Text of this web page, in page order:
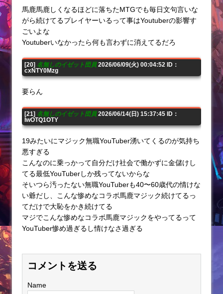
馬鹿馬鹿しくなるほどに落ちたMTGでも毎日文句言いな
がら続けてるプレイヤーいるって事はYoutuberの影響す
ごいよな
Youtuberいなかったら何も言わずに消えてるだろ
[20] 名無しのイゼット団員2026/06/09(火) 00:04:52 ID：
cxNTY0Mzg
要らん
[21] 名無しのイゼット団員2026/06/14(日) 15:37:45 ID：
IwOTQ1OTY
19みたいにマジック無職YouTuber湧いてくるのが気持ち
悪すぎる
こんなのに乗っかって自分だけ社会で働かずに金儲けし
てる最低YouTuberしか残ってないからな
そいつら汚ったない無職YouTuberも40〜60歳代の情けな
い爺だし、こんな惨めなコラボ馬鹿マジック続けてるっ
てだけで大恥をかき続けてる
マジでこんな惨めなコラボ馬鹿マジックをやってるって
YouTuber惨め過ぎるし情けなさ過ぎる
コメントを送る
Name